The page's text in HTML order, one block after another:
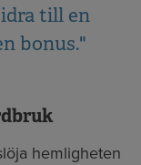
till en
bonus."
hemligheten